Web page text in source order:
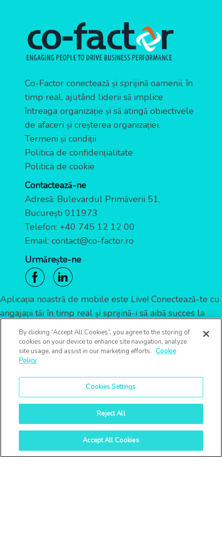
Co-Factor conectează și sprijină oamenii, în
timp real, ajutând liderii să implice
întreaga organizație și să atingă obiectivele
de afaceri și creșterea organizației.
Termeni și condiții
Politica de confidențialitate
Politica de cookie
Contactează-ne
Adresă: Bulevardul Primăverii 51,
București 011973
Telefon: +40 745 12 12 00
Email: contact@co-factor.ro
Urmărește-ne
Aplicația noastră de mobile este Live! Conectează-te cu
angajații tăi în timp real și sprijină-i să aibă succes la
locul de muncă!
By clicking “Accept All Cookies”, you agree to the storing of
cookies on your device to enhance site navigation, analyze
site usage, and assist in our marketing efforts. Cookie
Policy
Cookies Settings
Reject All
Accept All Cookies